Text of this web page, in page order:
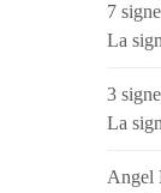
7
La
3
La
Angel